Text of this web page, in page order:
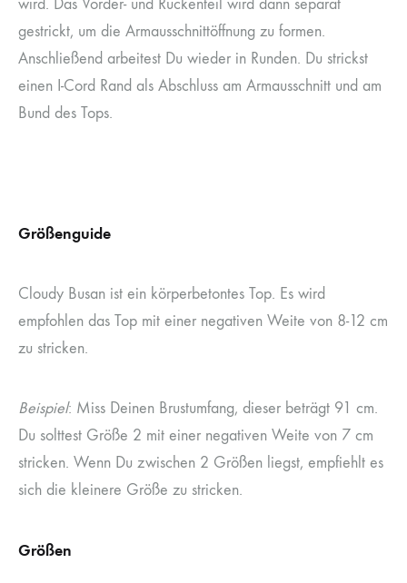
wird. Das Vorder- und Rückenteil wird dann separat
gestrickt, um die Armausschnittöffnung zu formen.
Anschließend arbeitest Du wieder in Runden. Du strickst
einen I-Cord Rand als Abschluss am Armausschnitt und am
Bund des Tops.
Größenguide
Cloudy Busan ist ein körperbetontes Top. Es wird
empfohlen das Top mit einer negativen Weite von 8-12 cm
zu stricken.
Beispiel: Miss Deinen Brustumfang, dieser beträgt 91 cm.
Du solttest Größe 2 mit einer negativen Weite von 7 cm
stricken. Wenn Du zwischen 2 Größen liegst, empfiehlt es
sich die kleinere Größe zu stricken.
Größen